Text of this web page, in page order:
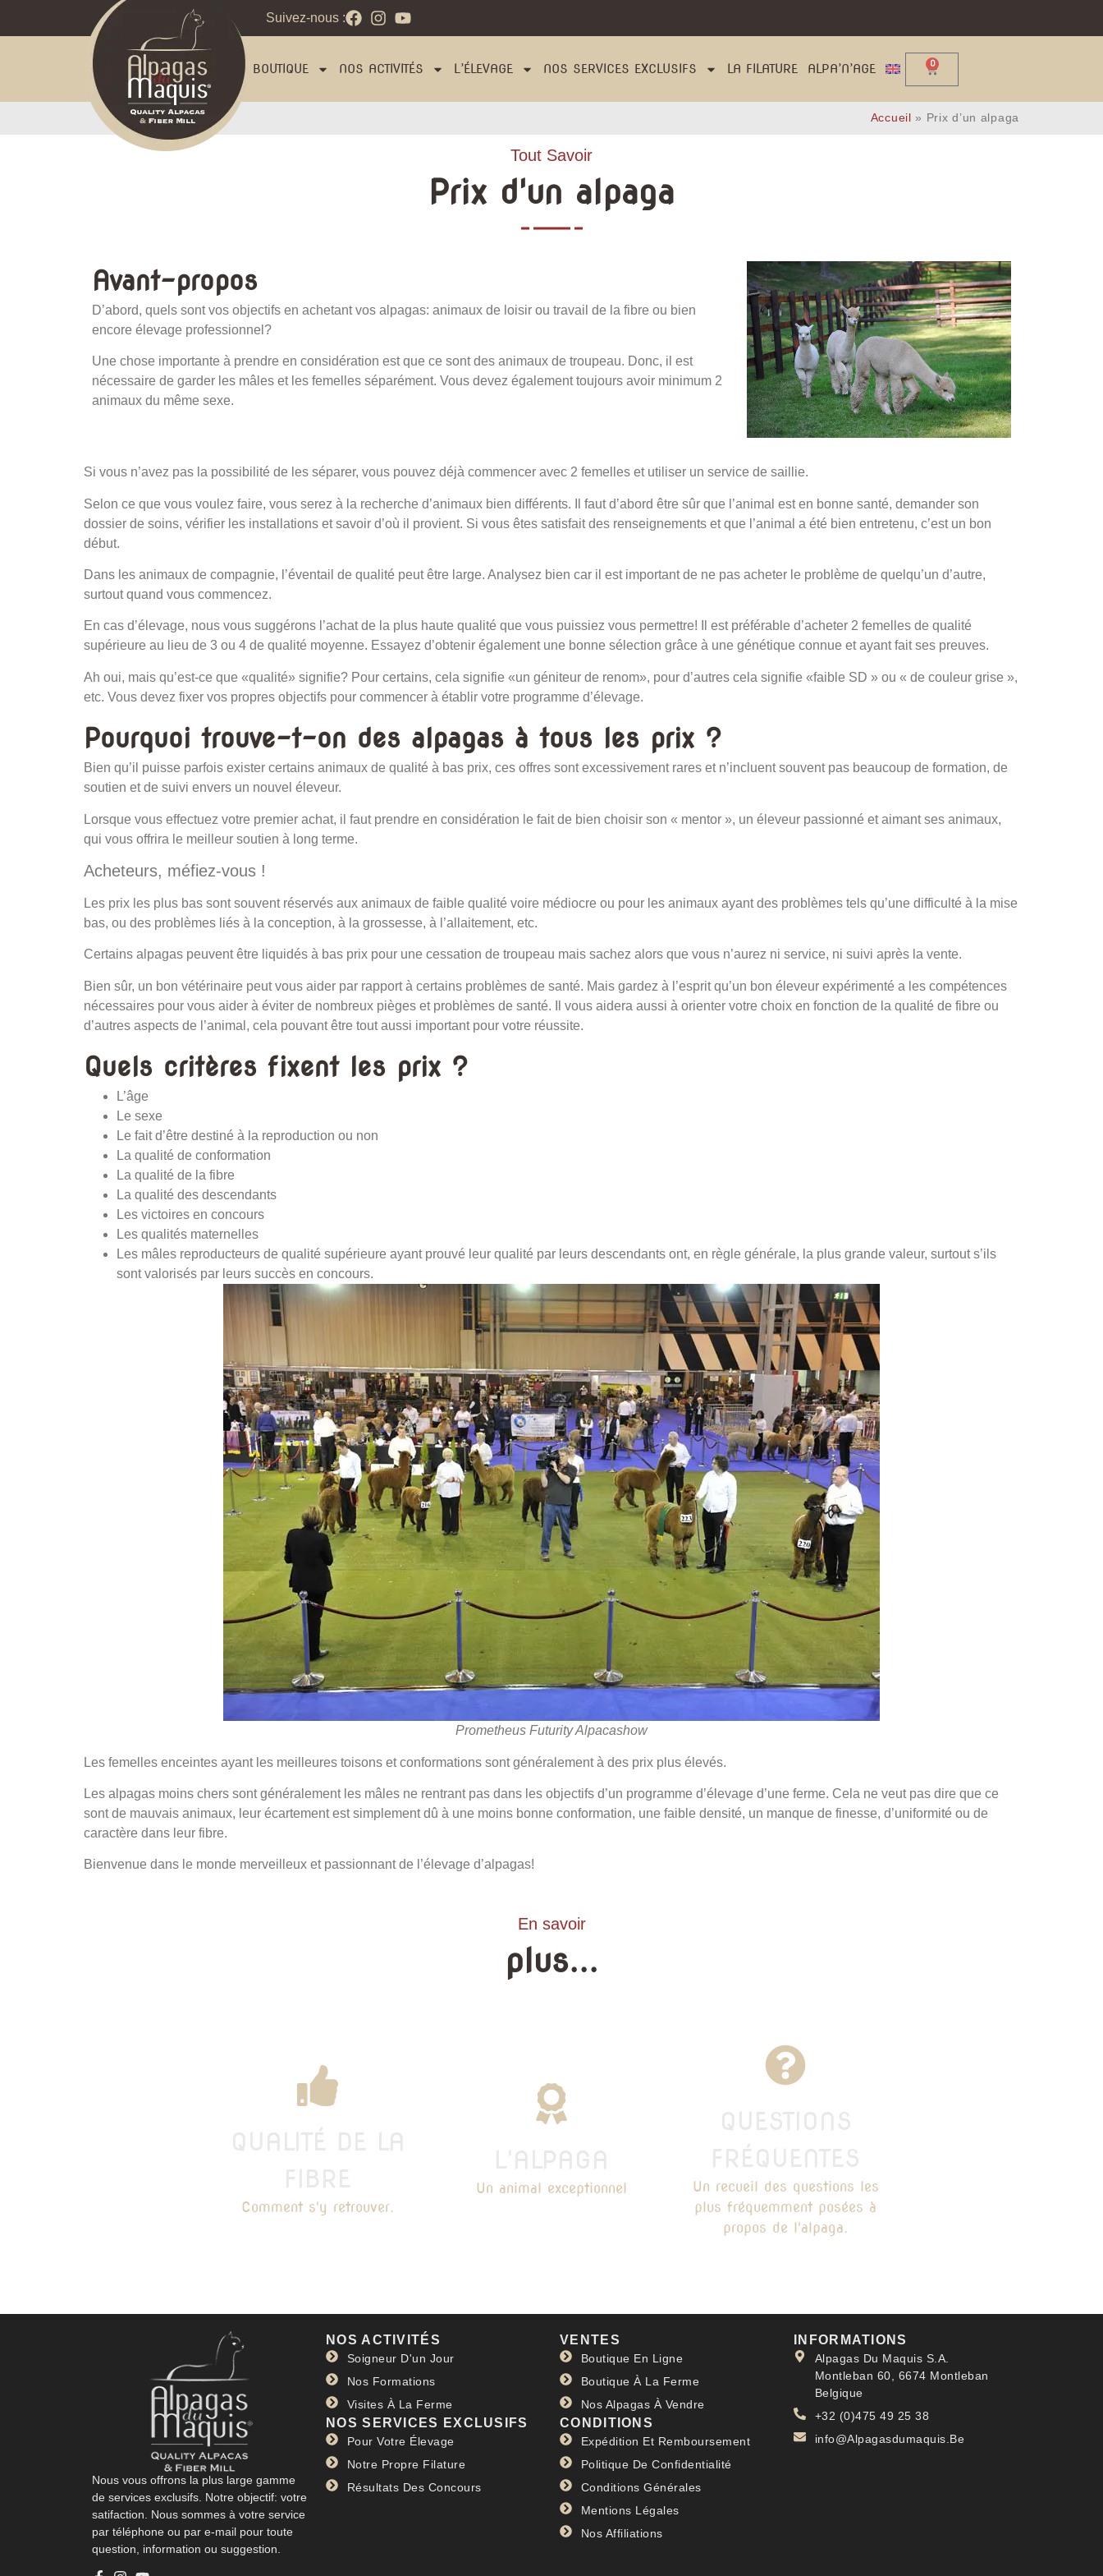
Suivez-nous :
BOUTIQUE NOS ACTIVITÉS L’ÉLEVAGE NOS SERVICES EXCLUSIFS LA FILATURE ALPA’N’AGE 0
Accueil » Prix d’un alpaga
Tout Savoir
Prix d'un alpaga
Avant-propos
D’abord, quels sont vos objectifs en achetant vos alpagas: animaux de loisir ou travail de la fibre ou bien
encore élevage professionnel?
Une chose importante à prendre en considération est que ce sont des animaux de troupeau. Donc, il est
nécessaire de garder les mâles et les femelles séparément. Vous devez également toujours avoir minimum 2
animaux du même sexe.
Si vous n’avez pas la possibilité de les séparer, vous pouvez déjà commencer avec 2 femelles et utiliser un service de saillie.
Selon ce que vous voulez faire, vous serez à la recherche d’animaux bien différents. Il faut d’abord être sûr que l’animal est en bonne santé, demander son
dossier de soins, vérifier les installations et savoir d’où il provient. Si vous êtes satisfait des renseignements et que l’animal a été bien entretenu, c’est un bon
début.
Dans les animaux de compagnie, l’éventail de qualité peut être large. Analysez bien car il est important de ne pas acheter le problème de quelqu’un d’autre,
surtout quand vous commencez.
En cas d’élevage, nous vous suggérons l’achat de la plus haute qualité que vous puissiez vous permettre! Il est préférable d’acheter 2 femelles de qualité
supérieure au lieu de 3 ou 4 de qualité moyenne. Essayez d’obtenir également une bonne sélection grâce à une génétique connue et ayant fait ses preuves.
Ah oui, mais qu’est-ce que «qualité» signifie? Pour certains, cela signifie «un géniteur de renom», pour d’autres cela signifie «faible SD » ou « de couleur grise »,
etc. Vous devez fixer vos propres objectifs pour commencer à établir votre programme d’élevage.
Pourquoi trouve-t-on des alpagas à tous les prix ?
Bien qu’il puisse parfois exister certains animaux de qualité à bas prix, ces offres sont excessivement rares et n’incluent souvent pas beaucoup de formation, de
soutien et de suivi envers un nouvel éleveur.
Lorsque vous effectuez votre premier achat, il faut prendre en considération le fait de bien choisir son « mentor », un éleveur passionné et aimant ses animaux,
qui vous offrira le meilleur soutien à long terme.
Acheteurs, méfiez-vous !
Les prix les plus bas sont souvent réservés aux animaux de faible qualité voire médiocre ou pour les animaux ayant des problèmes tels qu’une difficulté à la mise
bas, ou des problèmes liés à la conception, à la grossesse, à l’allaitement, etc.
Certains alpagas peuvent être liquidés à bas prix pour une cessation de troupeau mais sachez alors que vous n’aurez ni service, ni suivi après la vente.
Bien sûr, un bon vétérinaire peut vous aider par rapport à certains problèmes de santé. Mais gardez à l’esprit qu’un bon éleveur expérimenté a les compétences
nécessaires pour vous aider à éviter de nombreux pièges et problèmes de santé. Il vous aidera aussi à orienter votre choix en fonction de la qualité de fibre ou
d’autres aspects de l’animal, cela pouvant être tout aussi important pour votre réussite.
Quels critères fixent les prix ?
L’âge
Le sexe
Le fait d’être destiné à la reproduction ou non
La qualité de conformation
La qualité de la fibre
La qualité des descendants
Les victoires en concours
Les qualités maternelles
Les mâles reproducteurs de qualité supérieure ayant prouvé leur qualité par leurs descendants ont, en règle générale, la plus grande valeur, surtout s’ils
sont valorisés par leurs succès en concours.
Prometheus Futurity Alpacashow
Les femelles enceintes ayant les meilleures toisons et conformations sont généralement à des prix plus élevés.
Les alpagas moins chers sont généralement les mâles ne rentrant pas dans les objectifs d’un programme d’élevage d’une ferme. Cela ne veut pas dire que ce
sont de mauvais animaux, leur écartement est simplement dû à une moins bonne conformation, une faible densité, un manque de finesse, d’uniformité ou de
caractère dans leur fibre.
Bienvenue dans le monde merveilleux et passionnant de l’élevage d’alpagas!
En savoir
plus...
Comment s'y retrouver.
Un animal exceptionnel
Un recueil des questions les
plus fréquemment posées à
propos de l'alpaga.
Nous vous offrons la plus large gamme
de services exclusifs. Notre objectif: votre
satifaction. Nous sommes à votre service
par téléphone ou par e-mail pour toute
question, information ou suggestion.
NOS ACTIVITÉS
Soigneur D'un Jour
Nos Formations
Visites À La Ferme
NOS SERVICES EXCLUSIFS
Pour Votre Élevage
Notre Propre Filature
Résultats Des Concours
VENTES
Boutique En Ligne
Boutique À La Ferme
Nos Alpagas À Vendre
CONDITIONS
Expédition Et Remboursement
Politique De Confidentialité
Conditions Générales
Mentions Légales
Nos Affiliations
INFORMATIONS
Alpagas Du Maquis S.A.
Montleban 60, 6674 Montleban
Belgique
+32 (0)475 49 25 38
info@Alpagasdumaquis.Be